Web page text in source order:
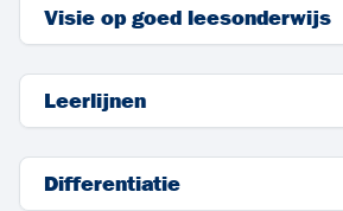
Visie op goed leesonderwijs
Leerlijnen
Differentiatie